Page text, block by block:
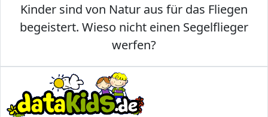
Kinder sind von Natur aus für das Fliegen
begeistert. Wieso nicht einen Segelflieger
werfen?